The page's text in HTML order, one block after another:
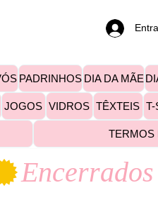
PADRINHOS DIA DA MÃE
JOGOS VIDROS TÊXTEIS T-
TERMOS